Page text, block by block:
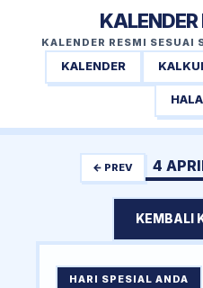
KALENDER RESMI SESUAI
KALENDER
← PREV 4
KEMBALI
HARI SPESIAL ANDA